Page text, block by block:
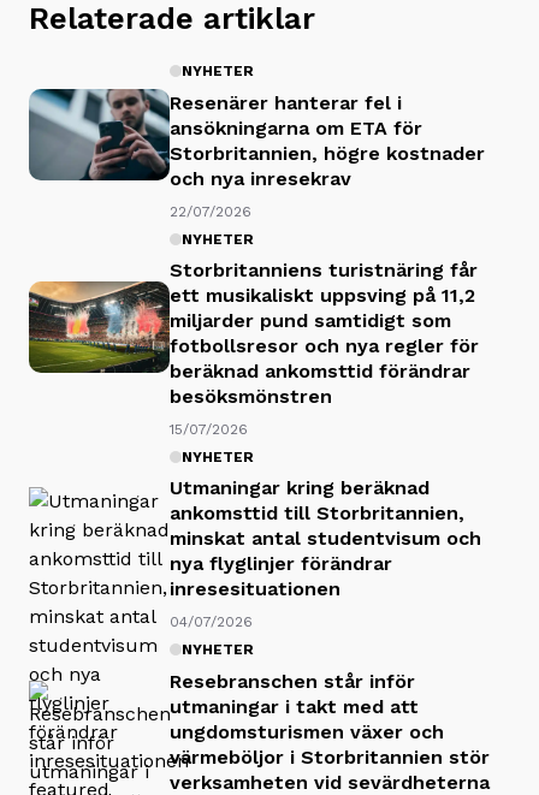
Relaterade artiklar
NYHETER
Resenärer hanterar fel i
ansökningarna om ETA för
Storbritannien, högre kostnader
och nya inresekrav
22/07/2026
NYHETER
Storbritanniens turistnäring får
ett musikaliskt uppsving på 11,2
miljarder pund samtidigt som
fotbollsresor och nya regler för
beräknad ankomsttid förändrar
besöksmönstren
15/07/2026
NYHETER
Utmaningar kring beräknad
ankomsttid till Storbritannien,
minskat antal studentvisum och
nya flyglinjer förändrar
inresesituationen
04/07/2026
NYHETER
Resebranschen står inför
utmaningar i takt med att
ungdomsturismen växer och
värmeböljor i Storbritannien stör
verksamheten vid sevärdheterna